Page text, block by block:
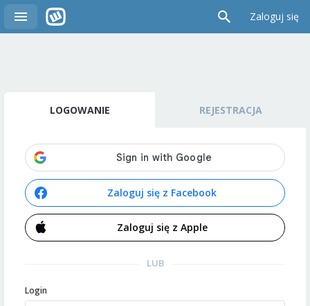
Zaloguj się
LOGOWANIE REJESTRACJA
Zaloguj się z Facebook
Zaloguj się z Apple
LUB
Login